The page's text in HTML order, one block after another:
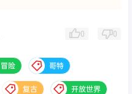
0 0
冒险 哥特
复古 开放世界